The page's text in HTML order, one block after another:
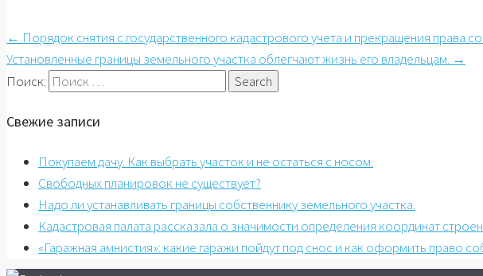
← Порядок снятия с государственного кадастрового учета и прекращения права
Установленные границы земельного участка облегчают жизнь его владельцам. →
Поиск:
Свежие записи
Покупаем дачу. Как выбрать участок и не остаться с носом.
Свободных планировок не существует?
Надо ли устанавливать границы собственнику земельного участка.
Кадастровая палата рассказала о значимости определения координат
«Гаражная амнистия»: какие гаражи пойдут под снос и как оформить право